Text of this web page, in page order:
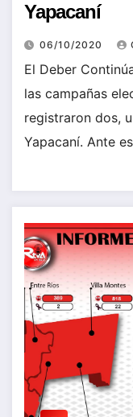
Yapacaní
06/10/2020
El Deber
las campañas
registraron dos,
Yapacaní. Ante